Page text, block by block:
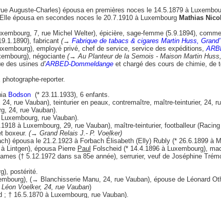
Auguste-Charles) épousa en premières noces le 14.5.1879 à
épousa en secondes noces le 20.7.1910 à Luxembourg Mathias
7, rue Michel Welter), épicière, sage-femme (5.9.1894),
fabricant (→ Fabrique de tabacs & cigares Martin Huss,
employé privé, chef de service, service des expéditions,
négociante (→ Au Planteur de la Semois - Maison Martin
des usines d’ARBED-Dommeldange et chargé des cours de chimie, de
reporter.
Bodson (* 23.11.1933), 6 enfants.
rue Vauban), teinturier en peaux, contremaître, maître-teinturier, 24,
24, rue Vauban).
rue Vauban).
à Luxembourg, 29, rue Vauban), maître-teinturier, footballeur
boxeur. (→ Grand Relais J.- P. Voelker)
épousa le 21.2.1923 à Forbach Élisabeth (Elly) Rubly (* 26.6.1899 à
Lintgen), épousa Pierre Paul Folscheid (* 14.4.1896 à Luxembourg),
(† 5.12.1972 dans sa 85e année), serrurier, veuf de Joséphine
postérité.
(→ Blanchisserie Manu, 24, rue Vauban), épouse de Léonard
Voelker, 24, rue Vauban)
† 16.5.1870 à Luxembourg, rue Vauban).